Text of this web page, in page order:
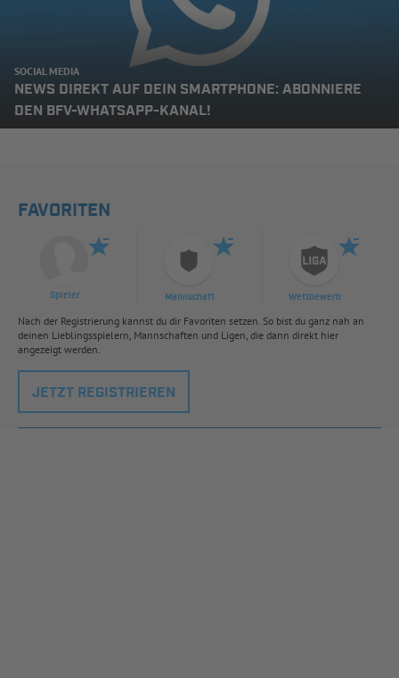
SOCIAL MEDIA
NEWS DIREKT AUF DEIN SMARTPHONE: ABONNIERE
DEN BFV-WHATSAPP-KANAL!
FAVORITEN
Spieler Mannschaft Wettbewerb
Nach der Registrierung kannst du dir Favoriten setzen. So bist du ganz nah an
deinen Lieblingsspielern, Mannschaften und Ligen, die dann direkt hier
angezeigt werden.
JETZT REGISTRIEREN